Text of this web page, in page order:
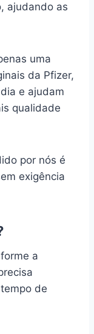
ajudando as
uma
da Pfizer,
e ajudam
qualidade
por nós é
exigência
a
de